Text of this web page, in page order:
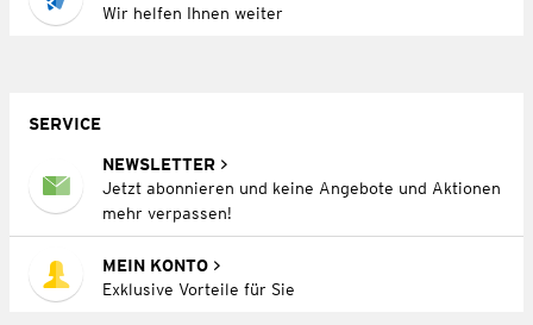
Wir helfen Ihnen weiter
SERVICE
NEWSLETTER
Jetzt abonnieren und keine Angebote und Aktionen
mehr verpassen!
MEIN KONTO
Exklusive Vorteile für Sie